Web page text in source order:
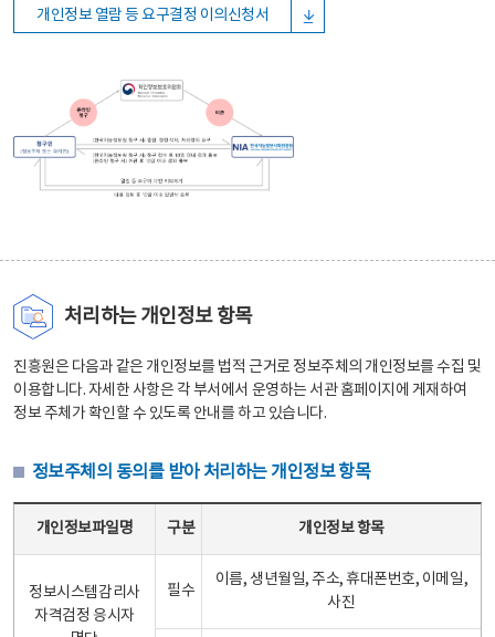
개인정보 열람 등 요구결정 이의신청서
처리하는 개인정보 항목
진흥원은 다음과 같은 개인정보를 법적 근거로 정보주체의 개인정보를 수집 및
이용합니다. 자세한 사항은 각 부서에서 운영하는 서관 홈페이지에 게재하여
정보 주체가 확인할 수 있도록 안내를 하고 있습니다.
정보주체의 동의를 받아 처리하는 개인정보 항목
개인정보파일명 구분 개인정보 항목
정보시스템감리사
자격검정 응시자
필수
이름, 생년월일, 주소, 휴대폰번호, 이메일,
사진